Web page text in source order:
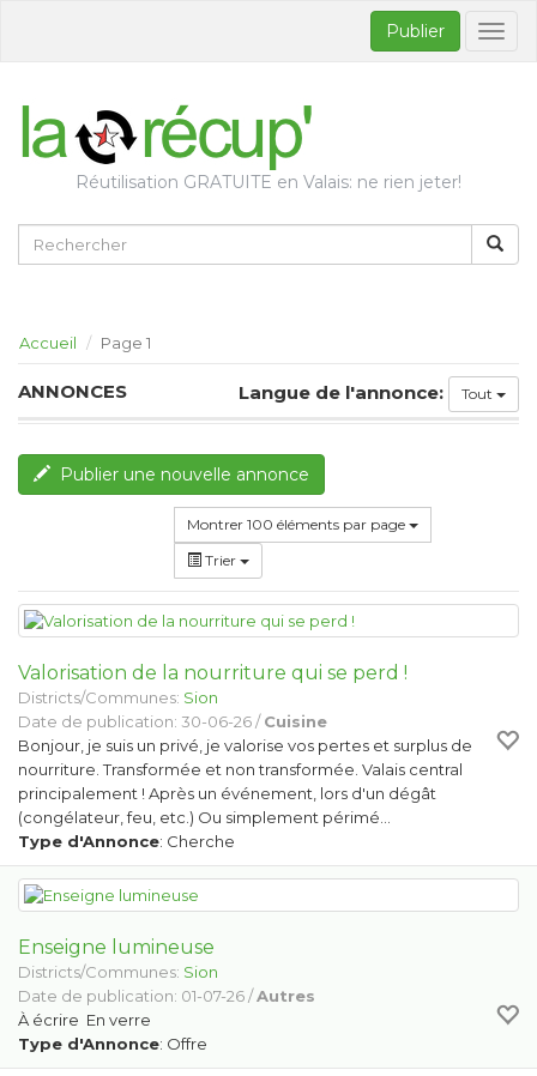
Publier
Réutilisation GRATUITE en Valais: ne rien jeter!
Accueil Page 1
ANNONCES Langue de l'annonce: Tout
Publier une nouvelle annonce
Montrer 100 éléments par page
Trier
Valorisation de la nourriture qui se perd !
Districts/Communes: Sion
Date de publication: 30-06-26 /Cuisine
Bonjour, je suis un privé, je valorise vos pertes et surplus de
nourriture. Transformée et non transformée. Valais central
principalement ! Après un événement, lors d'un dégât
(congélateur, feu, etc.) Ou simplement périmé…
Type d'Annonce: Cherche
Enseigne lumineuse
Districts/Communes: Sion
Date de publication: 01-07-26 /Autres
À écrire En verre
Type d'Annonce: Offre